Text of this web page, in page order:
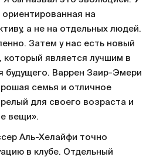
на
а не на отдельных людей.
Затем у нас есть новый
который является лучшим в
будущего. Варрен Заир-Эмери
семья и отличное
для своего возраста и
вещи».
Аль-Хелайфи точно
в клубе. Отдельный